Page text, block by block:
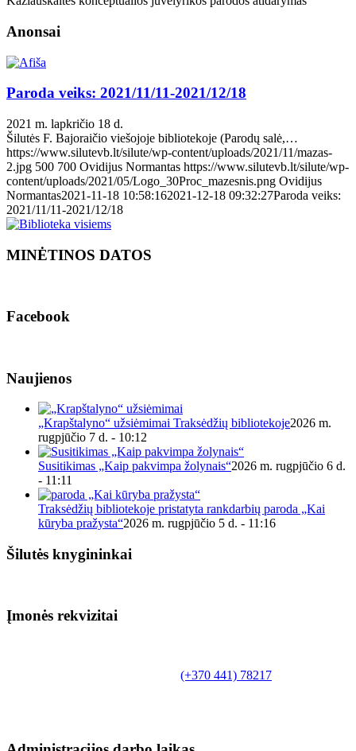
Anonsai
Paroda veiks: 2021/11/11-2021/12/18
2021 m. lapkričio 18 d.
Šilutės F. Bajoraičio viešojoje bibliotekoje (Parodų salė,…
https://www.silutevb.lt/silute/wp-content/uploads/2021/11/mazas-
2.jpg 500 700 Ovidijus Normantas https://www.silutevb.lt/silute/wp-
content/uploads/2021/05/Logo_30Proc_mazesnis.png Ovidijus
Normantas2021-11-18 10:58:162021-12-18 09:32:27Paroda veiks:
2021/11/11-2021/12/18
MINĖTINOS DATOS
Facebook
Naujienos
„Krapštalyno“ užsiėmimai Traksėdžių bibliotekoje2026 m.
rugpjūčio 7 d. - 10:12
Susitikimas „Kaip pakvimpa žolynais“2026 m. rugpjūčio 6 d.
- 11:11
Traksėdžių bibliotekoje pristatyta rankdarbių paroda „Kai
kūryba pražysta“2026 m. rugpjūčio 5 d. - 11:16
Šilutės knygininkai
Įmonės rekvizitai
(+370 441) 78217